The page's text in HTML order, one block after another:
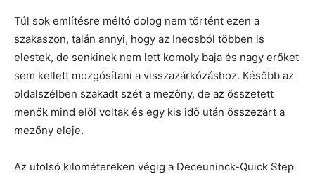
Túl sok említésre méltó dolog nem történt ezen a
szakaszon, talán annyi, hogy az Ineosból többen is
elestek, de senkinek nem lett komoly baja és nagy erőket
sem kellett mozgósítani a visszazárkózáshoz. Később az
oldalszélben szakadt szét a mezőny, de az összetett
menők mind elöl voltak és egy kis idő után összezárt a
mezőny eleje.
Az utolsó kilométereken végig a Deceuninck-Quick Step